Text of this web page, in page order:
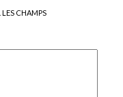
LES CHAMPS